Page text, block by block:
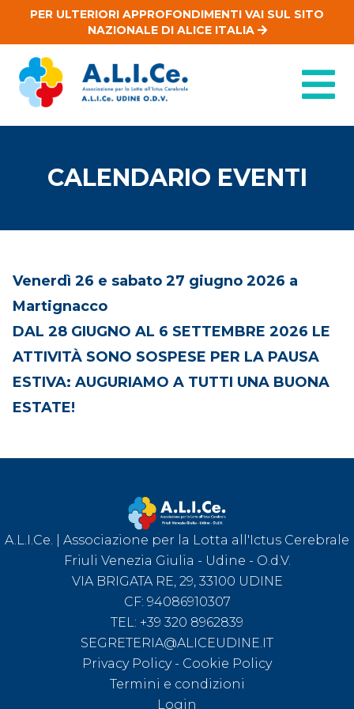
PER ULTERIORI APPROFONDIMENTI VAI SUL SITO
NAZIONALE DI ALICE ITALIA
CALENDARIO EVENTI
Venerdì 26 e sabato 27 giugno 2026 a
Martignacco
DAL 28 GIUGNO AL 6 SETTEMBRE 2026 LE
ATTIVITÀ SONO SOSPESE PER LA PAUSA
ESTIVA: AUGURIAMO A TUTTI UNA BUONA
ESTATE!
A.L.I.Ce. | Associazione per la Lotta all'Ictus Cerebrale
Friuli Venezia Giulia - Udine - O.d.V.
VIA BRIGATA RE, 29, 33100 UDINE
CF: 94086910307
TEL: +39 320 8962839
SEGRETERIA@ALICEUDINE.IT
Privacy Policy- Cookie Policy
Termini e condizioni
Login